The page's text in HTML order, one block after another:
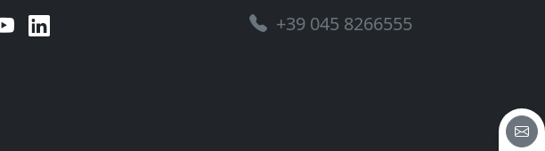
+39 045 8266555